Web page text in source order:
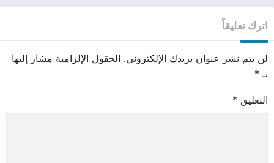
اترك تعليقاً
لن يتم نشر عنوان بريدك الإلكتروني. الحقول الإلزامية مشار إليها
بـ *
التعليق *